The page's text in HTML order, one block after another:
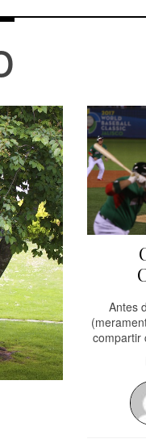
Antes
compartir